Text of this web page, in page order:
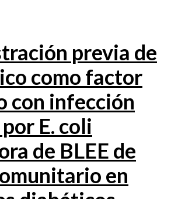
previa de
como factor
con infección
E. coli
de BLEE de
en